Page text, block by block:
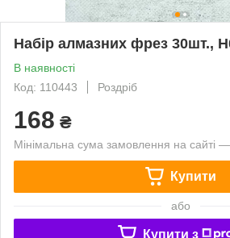
Набір алмазних фрез 30шт.,
В наявності
Код: 110443
Роздріб
168 ₴
Мінімальна сума замовлення на сайті
Купити
або
Купити з